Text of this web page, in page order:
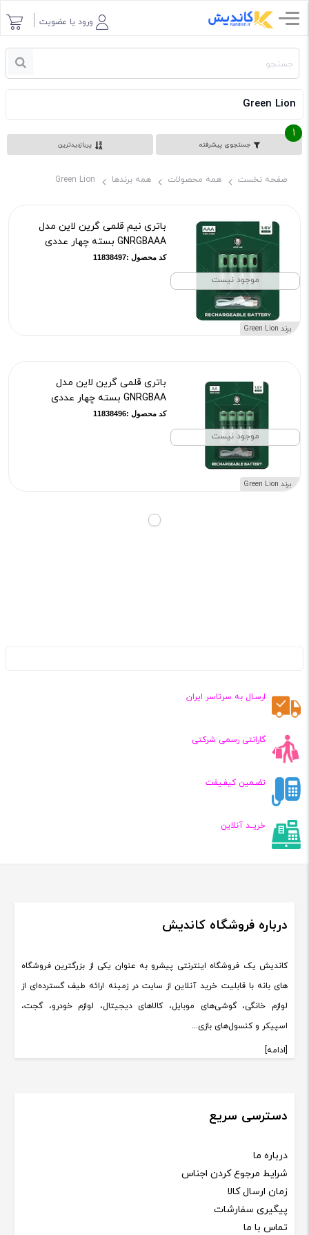
ورود یا عضویت
Green Lion
جستجوی پیشرفته
1
پربازدیدترین
صفحه نخست همه محصولات همه برندها Green Lion
موجود نیست
برند Green Lion
باتری نیم قلمی گرین لاین مدل
GNRGBAAA بسته چهار عددی
کد محصول :11838497
موجود نیست
برند Green Lion
باتری قلمی گرین لاین مدل
GNRGBAA بسته چهار عددی
کد محصول :11838496
ارسـال به سرتاسر ایران
گارانتی رسمی شرکتی
تضـمین کیفـیفت
خریــد آنلاین
درباره فروشگاه کاندیش
کاندیش یک فروشگاه اینترنتی پیشرو به عنوان یکی از بزرگترین فروشگاه
های بانه با قابلیت خرید آنلاین از سایت در زمینه ارائه طیف گسترده‌ای از
لوازم خانگی، گوشی‌های موبایل، کالاهای دیجیتال، لوازم خودرو، گجت،
اسپیکر و کنسول‌های بازی...
[ادامه]
دسترسی سریع
درباره ما
شرایط مرجوع کردن اجناس
زمان ارسال کالا
پیگیری سفارشات
تماس با ما